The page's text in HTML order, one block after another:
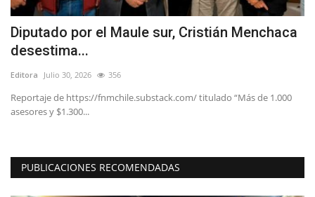
Diputado por el Maule sur, Cristián Menchaca
desestima...
Editora Julio 30, 2026 356
Reportaje de https://fnmchile.substack.com/ titulado “Más de 1.000
asesores y $1.300...
PUBLICACIONES RECOMENDADAS